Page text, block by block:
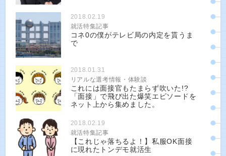
2018.02.19
就活特集記事
コネ0の僕がテレビ局の内定を貰うま
で
2018.01.31
リアルな選考情報・体験談
これには面接官もたまらず吹いた!?
「面接」で飛び出た爆笑エピソードを
ネット上から集めました。
2018.02.19
就活特集記事
【これじゃ落ちるよ！】私服OK面接
に現れたトンデモ就活生